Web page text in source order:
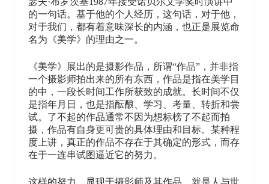
的一句话。基于他的个人经历，这句话，对于他，
对于我们，都有着意味深长的内涵，也正是展览命
名为《美学》的理由之一。
《美学》展出的是摄影作品，所谓“作品”，并非指
一个摄影师拍出来的所有东西，作品是指在美学目
的中，一段长时间工作所获致的成就。长时间不仅
是指年月日，也是指酝酿、学习、考量、转折和尝
试。了不起的作品通常不因为想标榜了不起而拍
摄，作品有自身更可贵的具体理由和目标。某种程
度上讲，真正的作品不存在于其确定的形式，而存
在于一连串试图逼近它的努力。